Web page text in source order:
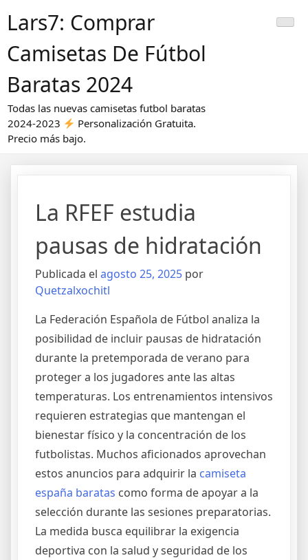
Lars7: Comprar
Camisetas De Fútbol
Baratas 2024
Todas las nuevas camisetas futbol baratas
2024-2023
Personalización Gratuita.
Precio más bajo.
La RFEF estudia
pausas de hidratación
Publicada el agosto 25, 2025 por
Quetzalxochitl
La Federación Española de Fútbol analiza la
posibilidad de incluir pausas de hidratación
durante la pretemporada de verano para
proteger a los jugadores ante las altas
temperaturas. Los entrenamientos intensivos
requieren estrategias que mantengan el
bienestar físico y la concentración de los
futbolistas. Muchos aficionados aprovechan
estos anuncios para adquirir la camiseta
españa baratas como forma de apoyar a la
selección durante las sesiones preparatorias.
La medida busca equilibrar la exigencia
deportiva con la salud y seguridad de los